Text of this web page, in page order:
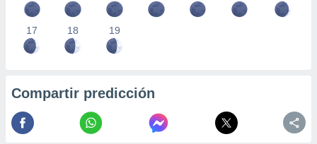
17 18 19
Compartir predicción